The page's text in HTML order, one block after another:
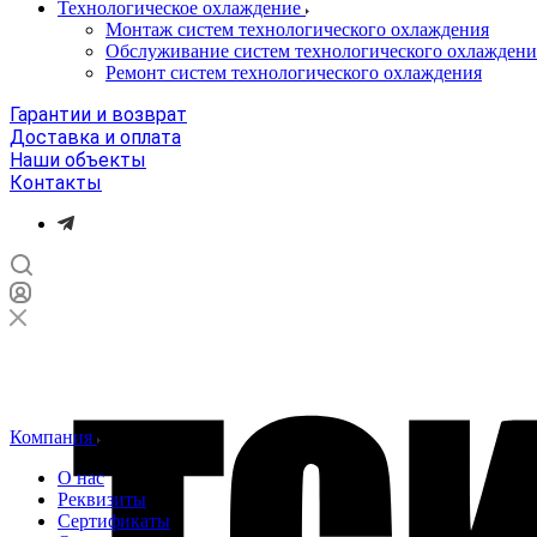
Технологическое охлаждение
Монтаж систем технологического охлаждения
Обслуживание систем технологического
Ремонт систем технологического охлаждения
Гарантии и возврат
Доставка и оплата
Наши объекты
Контакты
Компания
О нас
Реквизиты
Сертификаты